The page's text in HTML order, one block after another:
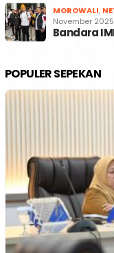
MOROWALI,
November 2025
Bandara
POPULER SEPEKAN